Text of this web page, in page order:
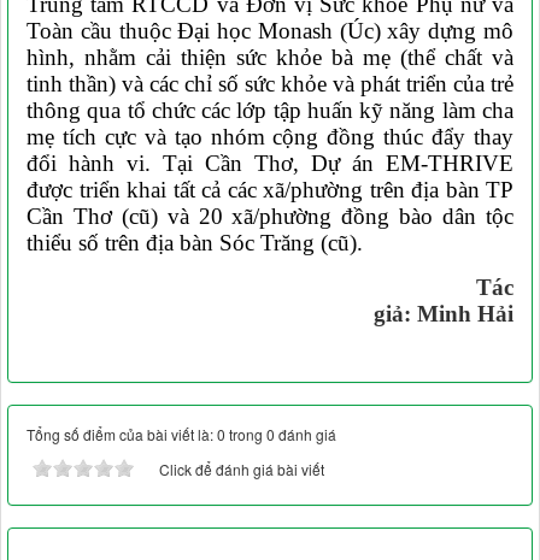
Toàn cầu thuộc Đại học Monash (Úc) xây dựng mô
hình, nhằm cải thiện sức khỏe bà mẹ (thể chất và
tinh thần) và các chỉ số sức khỏe và phát triển của trẻ
thông qua tổ chức các lớp tập huấn kỹ năng làm cha
mẹ tích cực và tạo nhóm cộng đồng thúc đẩy thay
đổi hành vi. Tại Cần Thơ, Dự án EM-THRIVE
được triển khai tất cả các xã/phường trên địa bàn TP
Cần Thơ (cũ) và 20 xã/phường đồng bào dân tộc
thiểu số trên địa bàn Sóc Trăng (cũ).
Tác
giả: Minh Hải
Tổng số điểm của bài viết là: 0 trong 0 đánh giá
Click để đánh giá bài viết